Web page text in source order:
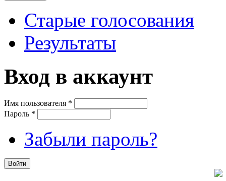
Старые голосования
Результаты
Вход в аккаунт
Имя пользователя *
Пароль *
Забыли пароль?